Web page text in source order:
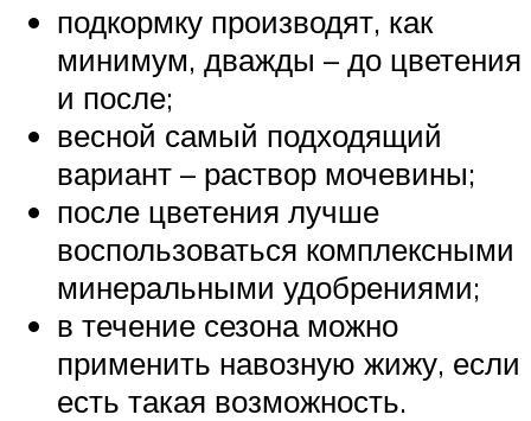
подкормку производят, как
минимум, дважды – до цветения
и после;
весной самый подходящий
вариант – раствор мочевины;
после цветения лучше
воспользоваться комплексными
минеральными удобрениями;
в течение сезона можно
применить навозную жижу, если
есть такая возможность.